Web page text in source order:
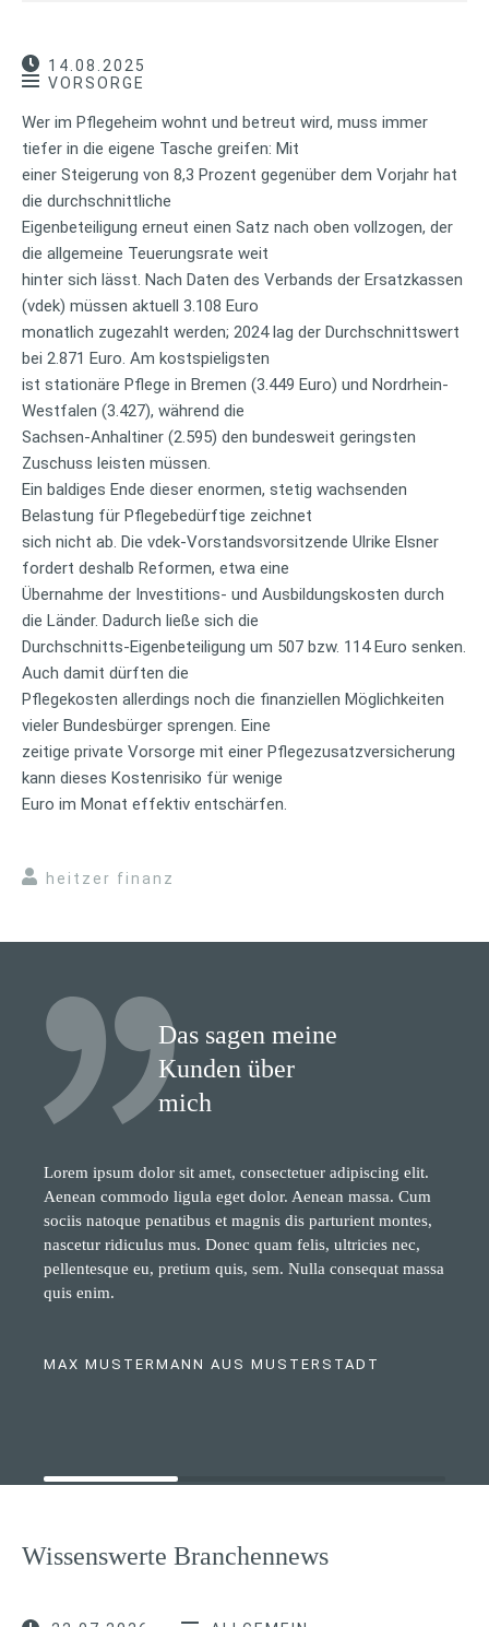
14.08.2025
VORSORGE
Wer im Pflegeheim wohnt und betreut wird, muss immer
tiefer in die eigene Tasche greifen: Mit
einer Steigerung von 8,3 Prozent gegenüber dem Vorjahr hat
die durchschnittliche
Eigenbeteiligung erneut einen Satz nach oben vollzogen, der
die allgemeine Teuerungsrate weit
hinter sich lässt. Nach Daten des Verbands der Ersatzkassen
(vdek) müssen aktuell 3.108 Euro
monatlich zugezahlt werden; 2024 lag der Durchschnittswert
bei 2.871 Euro. Am kostspieligsten
ist stationäre Pflege in Bremen (3.449 Euro) und Nordrhein-
Westfalen (3.427), während die
Sachsen-Anhaltiner (2.595) den bundesweit geringsten
Zuschuss leisten müssen.
Ein baldiges Ende dieser enormen, stetig wachsenden
Belastung für Pflegebedürftige zeichnet
sich nicht ab. Die vdek-Vorstandsvorsitzende Ulrike Elsner
fordert deshalb Reformen, etwa eine
Übernahme der Investitions- und Ausbildungskosten durch
die Länder. Dadurch ließe sich die
Durchschnitts-Eigenbeteiligung um 507 bzw. 114 Euro senken.
Auch damit dürften die
Pflegekosten allerdings noch die finanziellen Möglichkeiten
vieler Bundesbürger sprengen. Eine
zeitige private Vorsorge mit einer Pflegezusatzversicherung
kann dieses Kostenrisiko für wenige
Euro im Monat effektiv entschärfen.
heitzer finanz
Das sagen meine
Kunden über
mich
Lorem ipsum dolor sit amet, consectetuer adipiscing elit.
Aenean commodo ligula eget dolor. Aenean massa. Cum
sociis natoque penatibus et magnis dis parturient montes,
nascetur ridiculus mus. Donec quam felis, ultricies nec,
pellentesque eu, pretium quis, sem. Nulla consequat massa
quis enim.
MAX MUSTERMANN AUS MUSTERSTADT
Wissenswerte Branchennews